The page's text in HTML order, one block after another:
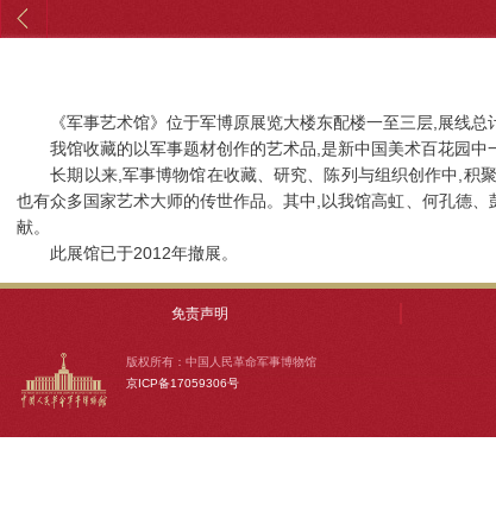
《军事艺术馆》位于军博原展览大楼东配楼一至三层,展线总
我馆收藏的以军事题材创作的艺术品,是新中国美术百花园中
长期以来,军事博物馆在收藏、研究、陈列与组织创作中,积聚
也有众多国家艺术大师的传世作品。其中,以我馆高虹、何孔德
献。
此展馆已于2012年撤展。
免责声明
版权所有：中国人民革命军事博物馆
京ICP备17059306号